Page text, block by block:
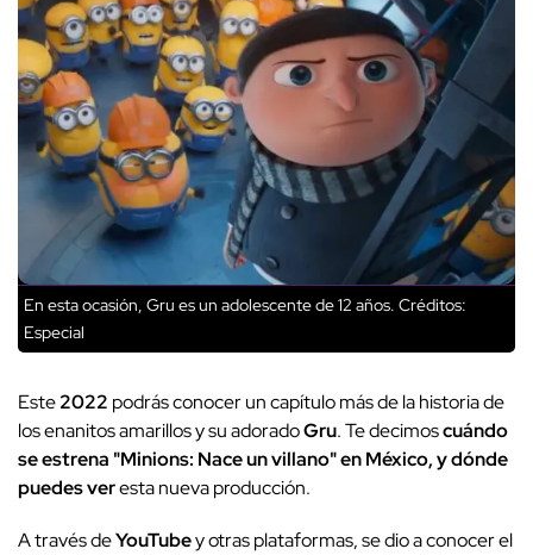
En esta ocasión, Gru es un adolescente de 12 años. Créditos:
Especial
Este2022 podrás conocer un capítulo más de la historia de
los enanitos amarillos y su adoradoGru. Te decimoscuándo
se estrena "Minions: Nace un villano" en México, y dónde
puedes veresta nueva producción.
A través deYouTubey otras plataformas, se dio a conocer el